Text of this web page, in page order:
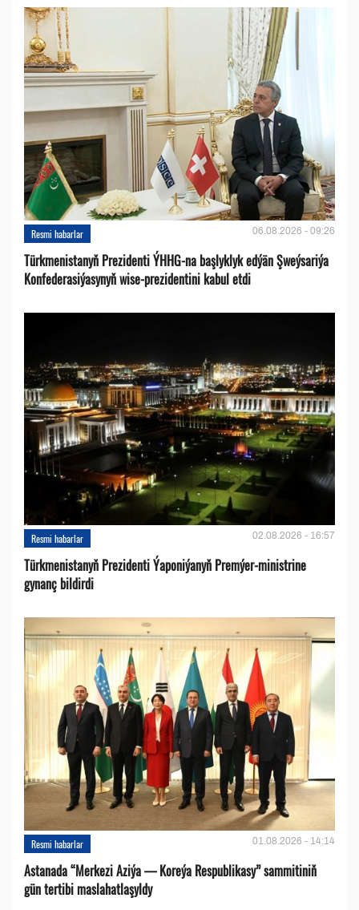
Resmi habarlar 06.08.2026 - 09:26
Türkmenistanyň Prezidenti ÝHHG-na başlyklyk edýän Şweýsariýa
Konfederasiýasynyň wise-prezidentini kabul etdi
Resmi habarlar 02.08.2026 - 16:57
Türkmenistanyň Prezidenti Ýaponiýanyň Premýer-ministrine
gynanç bildirdi
Resmi habarlar 01.08.2026 - 14:14
Astanada “Merkezi Aziýa — Koreýa Respublikasy” sammitiniň
gün tertibi maslahatlaşyldy